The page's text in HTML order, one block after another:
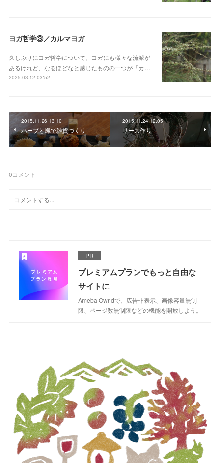
ヨガ哲学③／カルマヨガ
久しぶりにヨガ哲学について。ヨガにも様々な流派が
あるけれど、なるほどなと感じたものの一つが「カ…
2025.03.12 03:52
2015.11.26 13:10
ハーブと蝋で雑貨づくり
2015.11.24 12:05
リース作り
0コメント
PR
プレミアムプランでもっと自由な
サイトに
Ameba Owndで、広告非表示、画像容量無制
限、ページ数無制限などの機能を開放しよう。